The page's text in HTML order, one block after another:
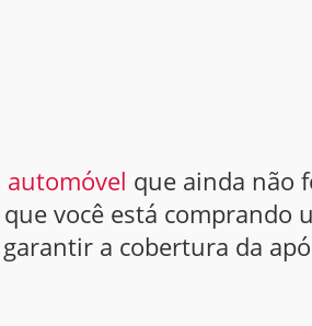
que ainda não
você está comprando
a cobertura da